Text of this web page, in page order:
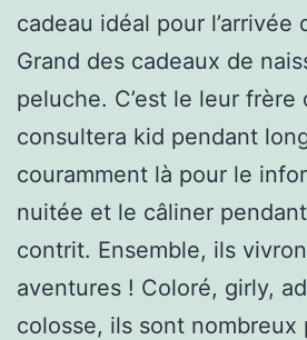
cadeau idéal pour l’arrivée
Grand des cadeaux de
peluche. C’est le leur frère
consultera kid pendant
couramment là pour le
nuitée et le câliner
contrit. Ensemble, ils
aventures ! Coloré, girly,
colosse, ils sont nombreux